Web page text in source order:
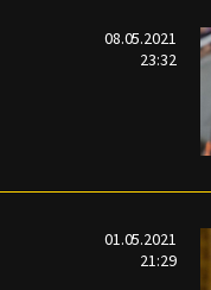
08.05.2021
23:32
01.05.2021
21:29